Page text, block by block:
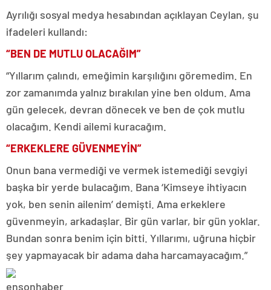
Ayrılığı sosyal medya hesabından açıklayan Ceylan, şu
ifadeleri kullandı:
“BEN DE MUTLU OLACAĞIM”
“Yıllarım çalındı, emeğimin karşılığını göremedim. En
zor zamanımda yalnız bırakılan yine ben oldum. Ama
gün gelecek, devran dönecek ve ben de çok mutlu
olacağım. Kendi ailemi kuracağım.
“ERKEKLERE GÜVENMEYİN”
Onun bana vermediği ve vermek istemediği sevgiyi
başka bir yerde bulacağım. Bana ‘Kimseye ihtiyacın
yok, ben senin ailenim’ demişti. Ama erkeklere
güvenmeyin, arkadaşlar. Bir gün varlar, bir gün yoklar.
Bundan sonra benim için bitti. Yıllarımı, uğruna hiçbir
şey yapmayacak bir adama daha harcamayacağım.”